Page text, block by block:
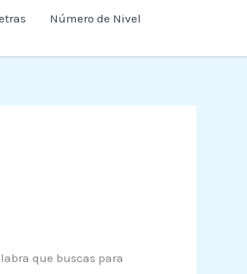
Número de Nivel
que buscas para